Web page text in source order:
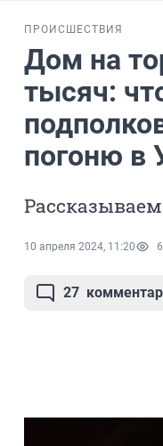
ПРОИСШЕСТВИЯ
Дом на
тысяч:
погоню в
10 апреля 2024, 11:20
27